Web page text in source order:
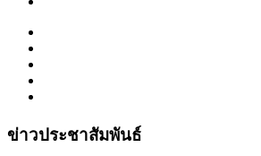
ข่าวประชาสัมพันธ์